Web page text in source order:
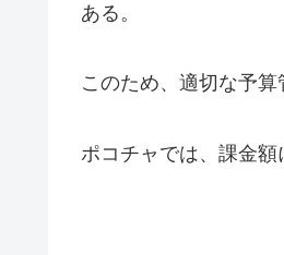
ある。
このため、適切な予算
ポコチャでは、課金額